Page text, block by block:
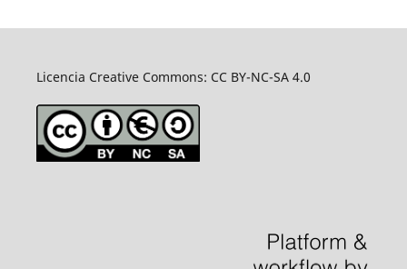
Licencia Creative Commons: CC BY-NC-SA 4.0